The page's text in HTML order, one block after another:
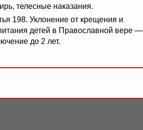
телесные наказания.
198. Уклонение от крещения и
детей в Православной вере —
до 2 лет.